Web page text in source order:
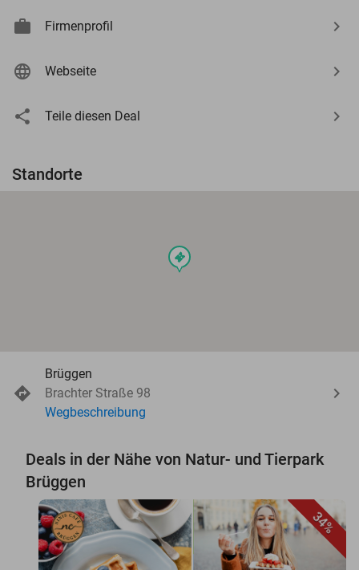
Firmenprofil
Webseite
Teile diesen Deal
Standorte
events
Brüggen
Brachter Straße 98
Wegbeschreibung
Deals in der Nähe von Natur- und Tierpark
Brüggen
34%